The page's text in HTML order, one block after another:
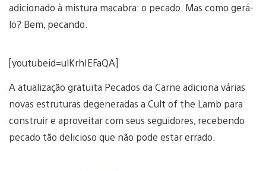
adicionado à mistura macabra: o pecado. Mas como gerá-
lo? Bem, pecando.
[youtubeid=ulKrhIEFaQA]
A atualização gratuita Pecados da Carne adiciona várias
novas estruturas degeneradas a Cult of the Lamb para
construir e aproveitar com seus seguidores, recebendo
pecado tão delicioso que não pode estar errado.